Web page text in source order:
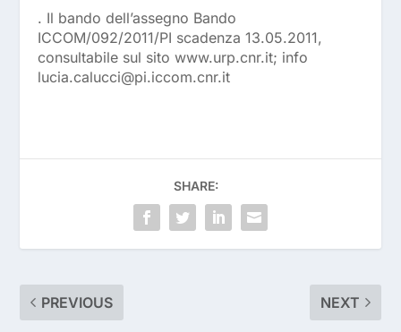
. Il bando dell’assegno Bando
ICCOM/092/2011/PI scadenza 13.05.2011,
consultabile sul sito www.urp.cnr.it; info
lucia.calucci@pi.iccom.cnr.it
SHARE:
PREVIOUS NEXT